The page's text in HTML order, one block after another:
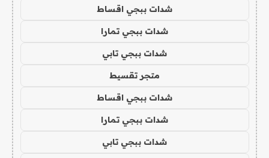
شدات ببجي اقساط
شدات ببجي تمارا
شدات ببجي تابي
متجر تقسيط
شدات ببجي اقساط
شدات ببجي تمارا
شدات ببجي تابي